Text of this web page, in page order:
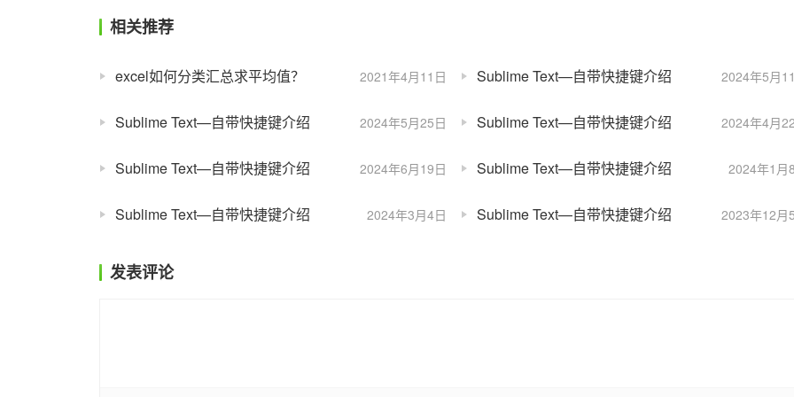
相关推荐
2021年4月11日
excel如何分类汇总求平均值？ 2024年5月
Sublime Text—自带快捷键介绍
2024年5月25日
Sublime Text—自带快捷键介绍 2024年4月
Sublime Text—自带快捷键介绍
2024年6月19日
Sublime Text—自带快捷键介绍 2024年1月
Sublime Text—自带快捷键介绍
2024年3月4日
Sublime Text—自带快捷键介绍 2023年12月
Sublime Text—自带快捷键介绍
发表评论